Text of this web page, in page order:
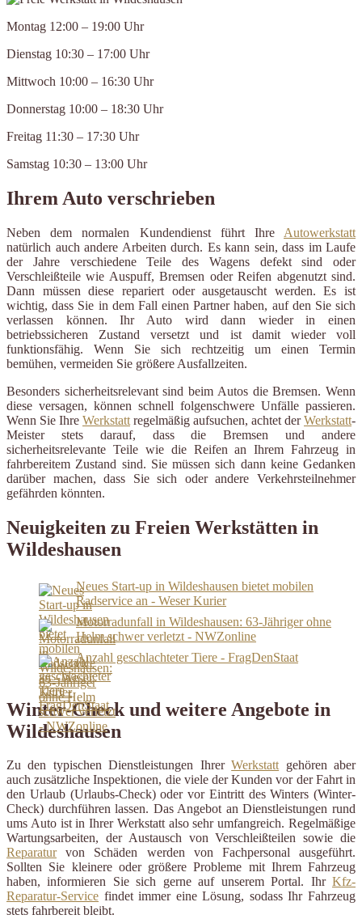
Montag 12:00 – 19:00 Uhr
Dienstag 10:30 – 17:00 Uhr
Mittwoch 10:00 – 16:30 Uhr
Donnerstag 10:00 – 18:30 Uhr
Freitag 11:30 – 17:30 Uhr
Samstag 10:30 – 13:00 Uhr
Ihrem Auto verschrieben
Neben dem normalen Kundendienst führt Ihre Autowerkstatt
natürlich auch andere Arbeiten durch. Es kann sein, dass im Laufe
der Jahre verschiedene Teile des Wagens defekt sind oder
Verschleißteile wie Auspuff, Bremsen oder Reifen abgenutzt sind.
Dann müssen diese repariert oder ausgetauscht werden. Es ist
wichtig, dass Sie in dem Fall einen Partner haben, auf den Sie sich
verlassen können. Ihr Auto wird dann wieder in einen
betriebssicheren Zustand versetzt und ist damit wieder voll
funktionsfähig. Wenn Sie sich rechtzeitig um einen Termin
bemühen, vermeiden Sie größere Ausfallzeiten.
Besonders sicherheitsrelevant sind beim Autos die Bremsen. Wenn
diese versagen, können schnell folgenschwere Unfälle passieren.
Wenn Sie Ihre Werkstatt regelmäßig aufsuchen, achtet derWerkstatt-
Meister stets darauf, dass die Bremsen und andere
sicherheitsrelevante Teile wie die Reifen an Ihrem Fahrzeug in
fahrbereitem Zustand sind. Sie müssen sich dann keine Gedanken
darüber machen, dass Sie sich oder andere Verkehrsteilnehmer
gefährden könnten.
Neuigkeiten zu Freien Werkstätten in
Wildeshausen
Neues Start-up in Wildeshausen bietet mobilen
Radservice an - Weser Kurier
Motorradunfall in Wildeshausen: 63-Jähriger ohne
Helm schwer verletzt - NWZonline
Anzahl geschlachteter Tiere - FragDenStaat
Winter-Check und weitere Angebote in
Wildeshausen
Zu den typischen Dienstleistungen IhrerWerkstattgehören aber
auch zusätzliche Inspektionen, die viele der Kunden vor der Fahrt in
den Urlaub (Urlaubs-Check) oder vor Eintritt des Winters (Winter-
Check) durchführen lassen. Das Angebot an Dienstleistungen rund
ums Auto ist in Ihrer Werkstatt also sehr umfangreich. Regelmäßige
Wartungsarbeiten, der Austausch von Verschleißteilen sowie die
Reparaturvon Schäden werden von Fachpersonal ausgeführt.
Sollten Sie kleinere oder größere Probleme mit Ihrem Fahrzeug
haben, informieren Sie sich gerne auf unserem Portal. Ihr Kfz-
Reparatur-Service findet immer eine Lösung, sodass Ihr Fahrzeug
stets fahrbereit bleibt.